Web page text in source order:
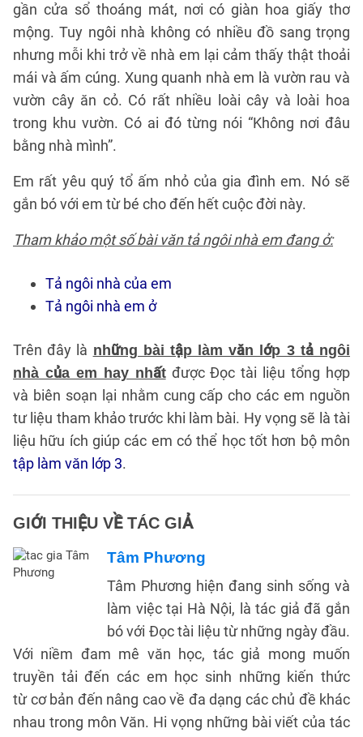
gần cửa sổ thoáng mát, nơi có giàn hoa giấy thơ
mộng. Tuy ngôi nhà không có nhiều đồ sang trọng
nhưng mỗi khi trở về nhà em lại cảm thấy thật thoải
mái và ấm cúng. Xung quanh nhà em là vườn rau và
vườn cây ăn cỏ. Có rất nhiều loài cây và loài hoa
trong khu vườn. Có ai đó từng nói “Không nơi đâu
bằng nhà mình”.
Em rất yêu quý tổ ấm nhỏ của gia đình em. Nó sẽ
gắn bó với em từ bé cho đến hết cuộc đời này.
Tham khảo một số bài văn tả ngôi nhà em đang ở:
Tả ngôi nhà của em
Tả ngôi nhà em ở
Trên đây là những bài tập làm văn lớp 3 tả ngôi
nhà của em hay nhấtđược Đọc tài liệu tổng hợp
và biên soạn lại nhằm cung cấp cho các em nguồn
tư liệu tham khảo trước khi làm bài. Hy vọng sẽ là tài
liệu hữu ích giúp các em có thể học tốt hơn bộ môn
tập làm văn lớp 3.
GIỚI THIỆU VỀ TÁC GIẢ
Tâm Phương
Tâm Phương hiện đang sinh sống và
làm việc tại Hà Nội, là tác giả đã gắn
bó với Đọc tài liệu từ những ngày đầu.
Với niềm đam mê văn học, tác giả mong muốn
truyền tải đến các em học sinh những kiến thức
từ cơ bản đến nâng cao về đa dạng các chủ đề khác
nhau trong môn Văn. Hi vọng những bài viết của tác